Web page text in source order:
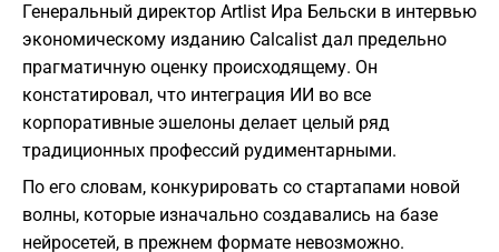
Генеральный директор Artlist Ира Бельски в интервью
экономическому изданию Calcalist дал предельно
прагматичную оценку происходящему. Он
констатировал, что интеграция ИИ во все
корпоративные эшелоны делает целый ряд
традиционных профессий рудиментарными.
По его словам, конкурировать со стартапами новой
волны, которые изначально создавались на базе
нейросетей, в прежнем формате невозможно.